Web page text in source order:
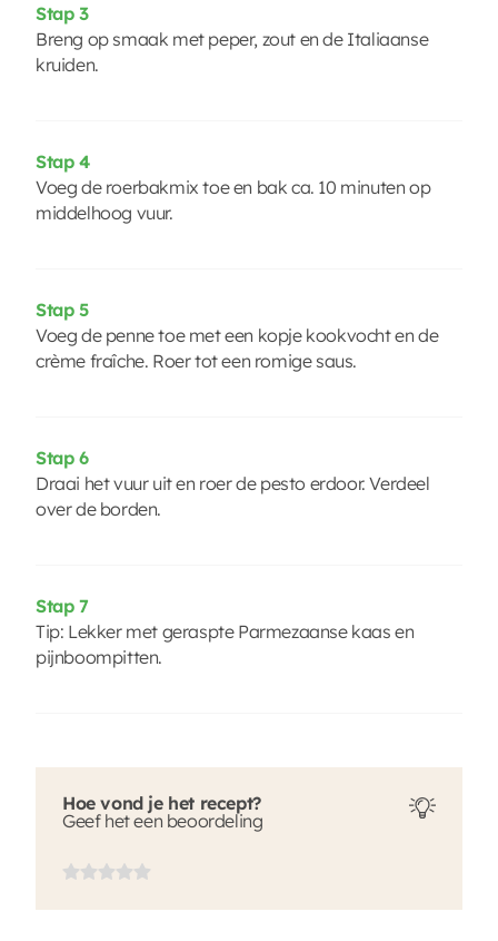
Stap 3
Breng op smaak met peper, zout en de Italiaanse
kruiden.
Stap 4
Voeg de roerbakmix toe en bak ca. 10 minuten op
middelhoog vuur.
Stap 5
Voeg de penne toe met een kopje kookvocht en de
crème fraîche. Roer tot een romige saus.
Stap 6
Draai het vuur uit en roer de pesto erdoor. Verdeel
over de borden.
Stap 7
Tip: Lekker met geraspte Parmezaanse kaas en
pijnboompitten.
Hoe vond je het recept?
Geef het een beoordeling